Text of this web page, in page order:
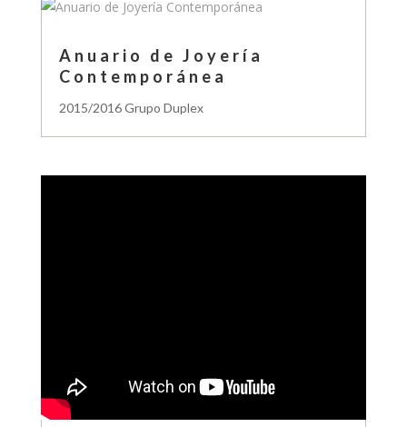
Anuario de Joyería
Contemporánea
2015/2016 Grupo Duplex